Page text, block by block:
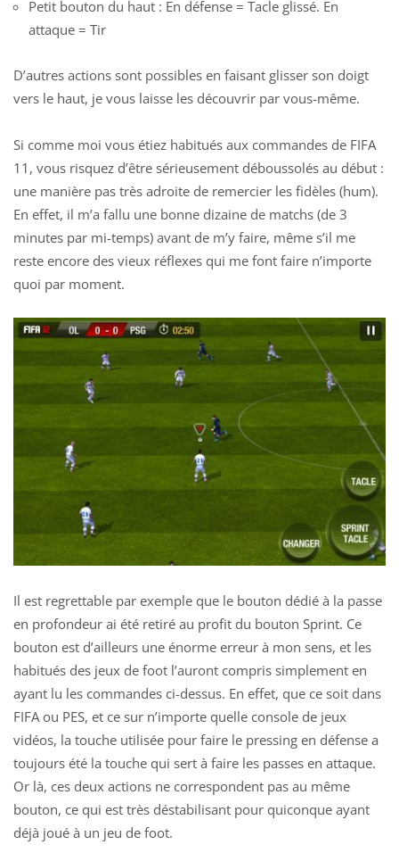
Petit bouton du haut : En défense = Tacle glissé. En
attaque = Tir
D’autres actions sont possibles en faisant glisser son doigt
vers le haut, je vous laisse les découvrir par vous-même.
Si comme moi vous étiez habitués aux commandes de FIFA
11, vous risquez d’être sérieusement déboussolés au début :
une manière pas très adroite de remercier les fidèles (hum).
En effet, il m’a fallu une bonne dizaine de matchs (de 3
minutes par mi-temps) avant de m’y faire, même s’il me
reste encore des vieux réflexes qui me font faire n’importe
quoi par moment.
Il est regrettable par exemple que le bouton dédié à la passe
en profondeur ai été retiré au profit du bouton Sprint. Ce
bouton est d’ailleurs une énorme erreur à mon sens, et les
habitués des jeux de foot l’auront compris simplement en
ayant lu les commandes ci-dessus. En effet, que ce soit dans
FIFA ou PES, et ce sur n’importe quelle console de jeux
vidéos, la touche utilisée pour faire le pressing en défense a
toujours été la touche qui sert à faire les passes en attaque.
Or là, ces deux actions ne correspondent pas au même
bouton, ce qui est très déstabilisant pour quiconque ayant
déjà joué à un jeu de foot.